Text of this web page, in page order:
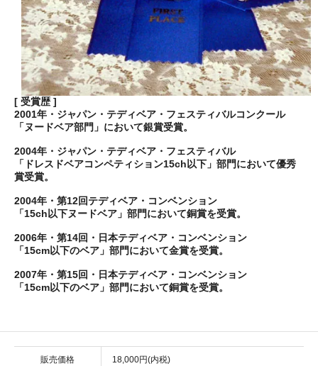
[ 受賞歴 ]
2001年・ジャパン・テディベア・フェスティバルコンクール
「ヌードベア部門」において銀賞受賞。
2004年・ジャパン・テディベア・フェスティバル
「ドレスドベアコンペティション15ch以下」部門において優秀
賞受賞。
2004年・第12回テディベア・コンベンション
「15ch以下ヌードベア」部門において銅賞を受賞。
2006年・第14回・日本テディベア・コンベンション
「15cm以下のベア」部門において金賞を受賞。
2007年・第15回・日本テディベア・コンベンション
「15cm以下のベア」部門において銅賞を受賞。
販売価格 18,000円(内税)